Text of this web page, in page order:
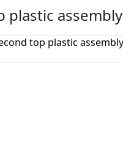
plastic assembly